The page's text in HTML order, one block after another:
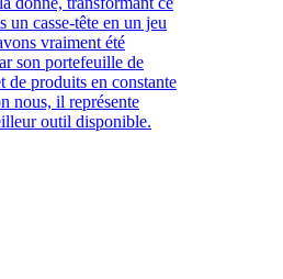
un casse-tête en un jeu
vraiment été
son portefeuille de
de produits en constante
nous, il représente
outil disponible.